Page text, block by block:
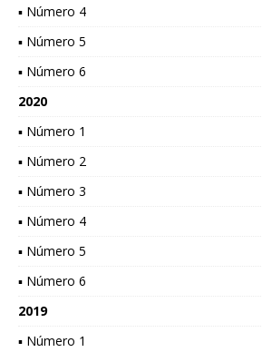
▪ Número 4
▪ Número 5
▪ Número 6
2020
▪ Número 1
▪ Número 2
▪ Número 3
▪ Número 4
▪ Número 5
▪ Número 6
2019
▪ Número 1